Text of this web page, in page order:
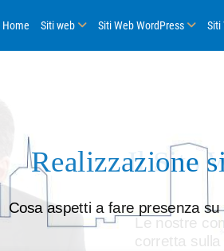
Home Siti web Siti Web WordPress Siti
Realizzazione
Cosa aspetti a fare presenza
Il Sito
Le nostre
corretta